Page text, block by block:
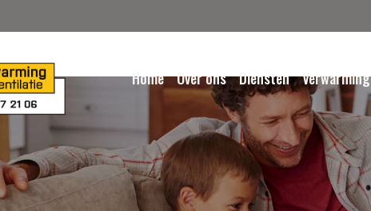
Home Over ons Diensten Verwarming